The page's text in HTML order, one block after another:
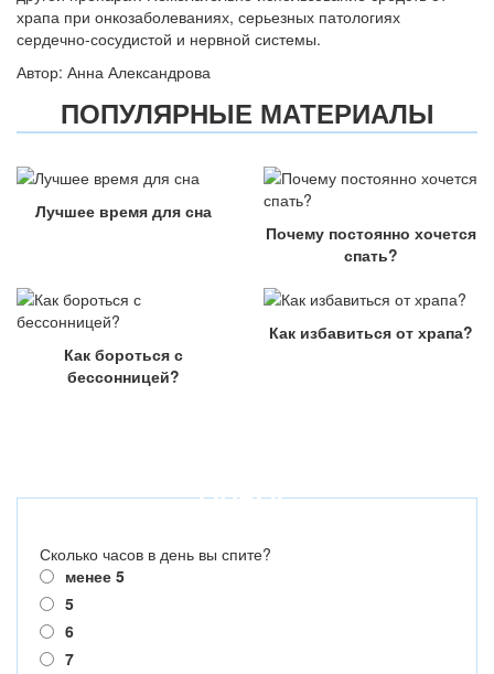
храпа при онкозаболеваниях, серьезных патологиях
сердечно-сосудистой и нервной системы.
Автор: Анна Александрова
ПОПУЛЯРНЫЕ МАТЕРИАЛЫ
Лучшее время для сна
Почему постоянно хочется
спать?
Как бороться с
бессонницей?
Как избавиться от храпа?
ОПРОС
Сколько часов в день вы спите?
менее 5
5
6
7